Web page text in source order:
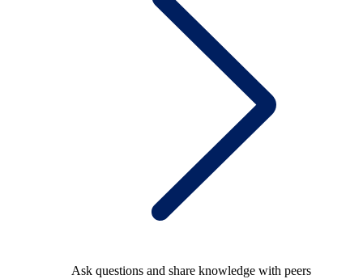
Ask questions and share knowledge with peers